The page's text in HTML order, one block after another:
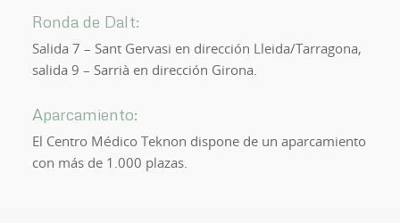
Ronda de Dalt:
Salida 7 – Sant Gervasi en dirección Lleida/Tarragona,
salida 9 – Sarrià en dirección Girona.
Aparcamiento:
El Centro Médico Teknon dispone de un aparcamiento
con más de 1.000 plazas.